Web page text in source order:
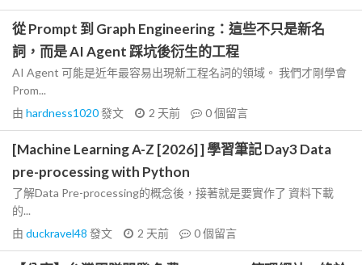
從 Prompt 到 Graph Engineering：這些不只是新名
詞，而是 AI Agent 踩坑後衍生的工程
AI Agent 可能是近年最容易出現新工程名詞的領域。 我們才剛學會
Prom...
由 hardness1020發文 2 天前 0個留言
[Machine Learning A-Z [2026] ] 學習筆記 Day3 Data
pre-processing with Python
了解Data Pre-processing的概念後，接著就是要實作了 資料下載
的...
由 duckravel48 發文 2 天前 0個留言